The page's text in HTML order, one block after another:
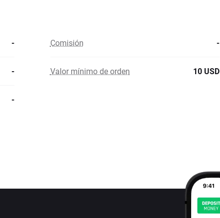
- Comisión -
- Valor mínimo de orden 10 USD
-